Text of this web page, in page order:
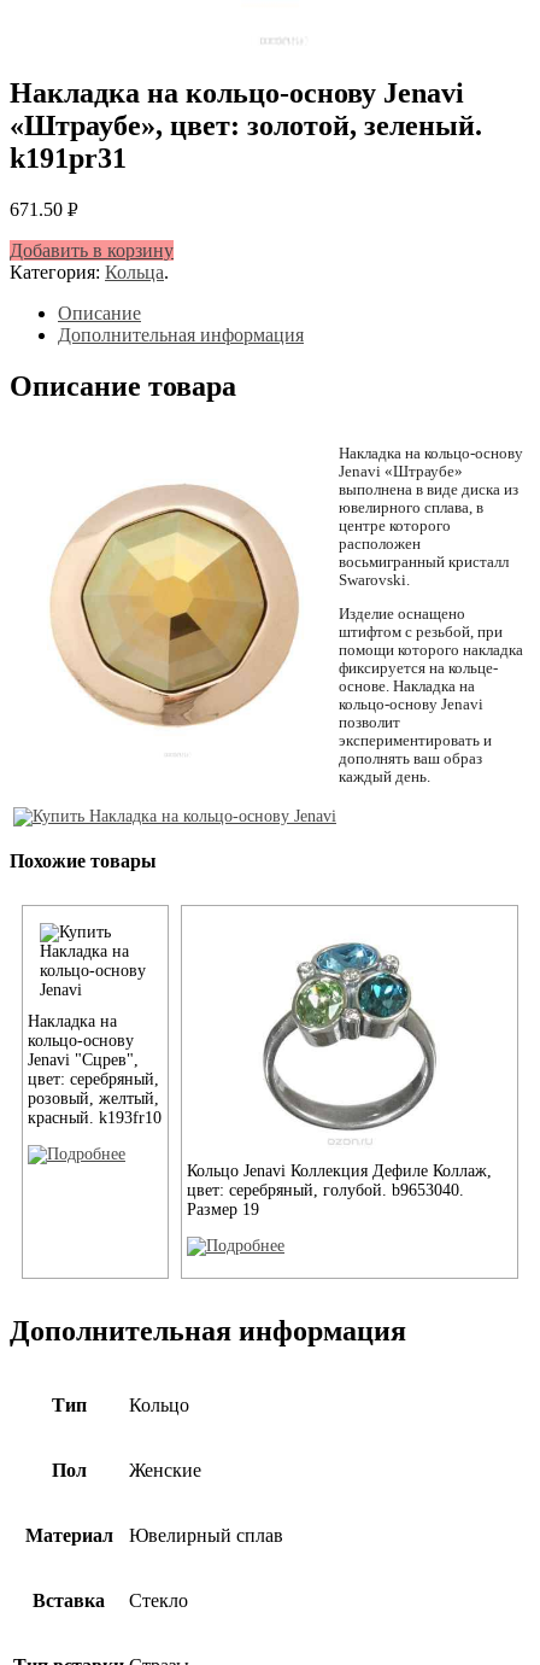
Накладка на кольцо-основу Jenavi
«Штраубе», цвет: золотой, зеленый.
k191pr31
671.50 Р
Добавить в корзину
Категория: Кольца.
Описание
Дополнительная информация
Описание товара
Накладка на кольцо-основу
Jenavi «Штраубе»
выполнена в виде диска из
ювелирного сплава, в
центре которого
расположен
восьмигранный кристалл
Swarovski.
Изделие оснащено
штифтом с резьбой, при
помощи которого накладка
фиксируется на кольце-
основе. Накладка на
кольцо-основу Jenavi
позволит
экспериментировать и
дополнять ваш образ
каждый день.
Похожие товары
Накладка на
кольцо-основу
Jenavi "Сцрев",
цвет: серебряный,
розовый, желтый,
красный. k193fr10
Кольцо Jenavi Коллекция Дефиле Коллаж,
цвет: серебряный, голубой. b9653040.
Размер 19
Дополнительная информация
Тип Кольцо
Пол Женские
Материал Ювелирный сплав
Вставка Стекло